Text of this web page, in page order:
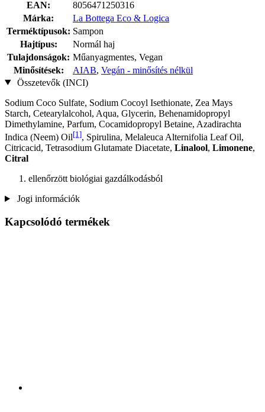
EAN:
8056471250316
Márka:
La Bottega Eco & Logica
Terméktípusok: Sampon
Hajtípus:
Normál haj
Tulajdonságok: Műanyagmentes, Vegan
Minősítések:
AIAB, Vegán - minősítés nélkül
Összetevők (INCI)
Sodium Coco­ Sulfate, Sodium Cocoyl Isethionate, Zea Mays
Starch, Cetearylalcohol, Aqua, Glycerin, Behenamidopropyl
Dimethylamine, Parfum, Cocamidopropyl Betaine, Azadirachta
Indica (Neem) Oil[1], Spirulina, Melaleuca Alternifolia Leaf Oil,
Citricacid, Tetrasodium Glutamate Diacetate, Linalool, Limonene,
Citral
ellenőrzött biológiai gazdálkodásból
Jogi információk
Kapcsolódó termékek